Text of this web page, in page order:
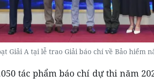
Giải A tại lễ trao Giải báo chí về Bảo hiểm
tác phẩm báo chí dự thi năm